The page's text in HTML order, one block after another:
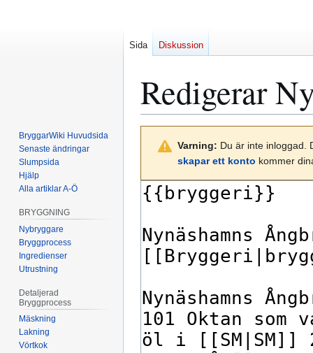
Redigerar
navigering
Varning: Du är inte inloggad.
skapar ett konto kommer
Sida Diskussion
BryggarWiki Huvudsida
Senaste ändringar
Slumpsida
Hjälp
Alla artiklar A-Ö
BRYGGNING
Nybryggare
Bryggprocess
Ingredienser
Utrustning
Detaljerad
Bryggprocess
Mäskning
Lakning
Vörtkok